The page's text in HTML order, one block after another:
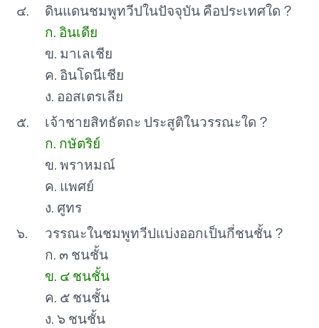
๔.
ดินแดนชมพูทวีปในปัจจุบัน คือประเทศใด ?
ก. อินเดีย
ข. มาเลเชีย
ค. อินโดนีเชีย
ง. ออสเตรเลีย
๕.
เจ้าชายสิทธัตถะ ประสูติในวรรณะใด ?
ก. กษัตริย์
ข. พราหมณ์
ค. แพศย์
ง. ศูทร
๖.
วรรณะในชมพูทวีปแบ่งออกเป็นกี่ชนชั้น ?
ก. ๓ ชนชั้น
ข. ๔ ชนชั้น
ค. ๕ ชนชั้น
ง. ๖ ชนชั้น